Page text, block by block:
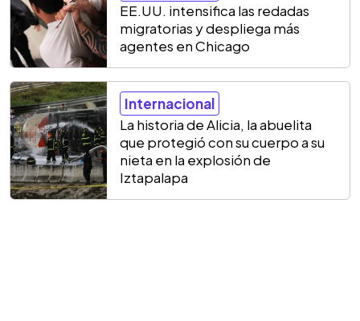
EE.UU. intensifica las redadas
migratorias y despliega más
agentes en Chicago
Internacional
La historia de Alicia, la abuelita
que protegió con su cuerpo a su
nieta en la explosión de
Iztapalapa